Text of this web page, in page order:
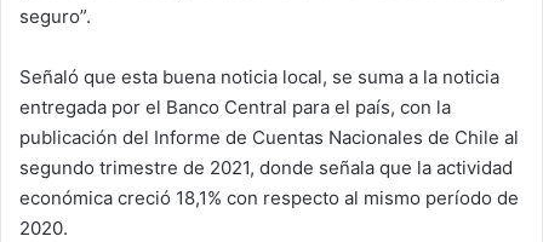
seguro”.
Señaló que esta buena noticia local, se suma a la noticia
entregada por el Banco Central para el país, con la
publicación del Informe de Cuentas Nacionales de Chile al
segundo trimestre de 2021, donde señala que la actividad
económica creció 18,1% con respecto al mismo período de
2020.